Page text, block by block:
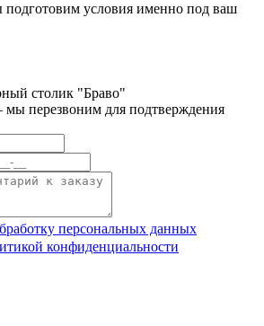
подготовим условия именно под ваш
столик "Браво"
мы перезвоним для подтверждения
персональных данных
конфиденциальности